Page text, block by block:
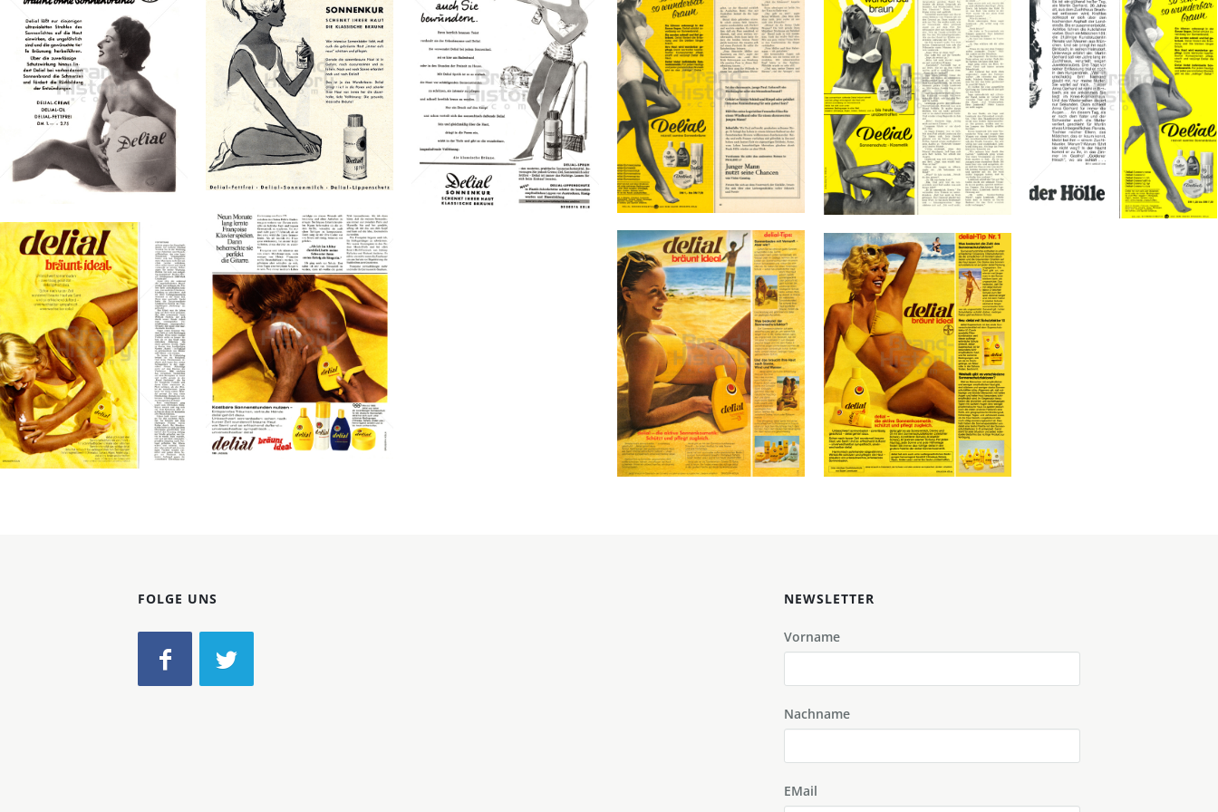
Konzerne
Epoche
delial
Sara Lee
Deutschland GmbH
1954
Bild-ID: 1356
delial
Sara Lee
Deutschland GmbH
1958
Bild-ID: 71064
delial
Sara Lee
Deutschland GmbH
1959
Bild-ID: 41374
delial
Sara Lee
Deutschland GmbH
1965
Bild-ID: 872
delial
Sara Lee
Deutschland GmbH
1967
Bild-ID: 13300
delial
Sara Lee
Deutschland GmbH
1967
Bild-ID: 12239
delial
Sara Lee
Deutschland GmbH
1969
Bild-ID: 12216
delial
Sara Lee
Deutschland GmbH
1973
Bild-ID: 12456
delial
Sara Lee
Deutschland GmbH
1974
Bild-ID: 1748
delial
Sara Lee
Deutschland GmbH
1977
Bild-ID: 43373
FOLGE UNS NEWSLETTER
Vorname
Nachname
EMail